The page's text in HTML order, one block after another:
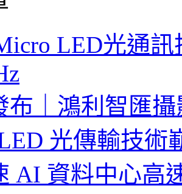
LED光通
布｜鴻利智匯
光傳輸技術
AI 資料中心高